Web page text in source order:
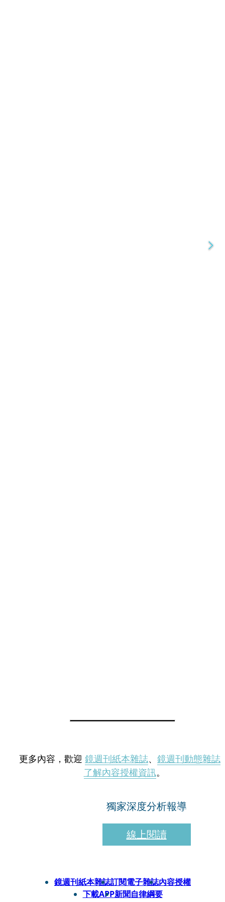
更多內容，歡迎 鏡週刊紙本雜誌、 鏡週刊動態雜誌
了解內容授權資訊。
獨家深度分析報導
線上閱讀
鏡週刊紙本雜誌訂閱電子雜誌內容授權
下載APP新聞自律綱要